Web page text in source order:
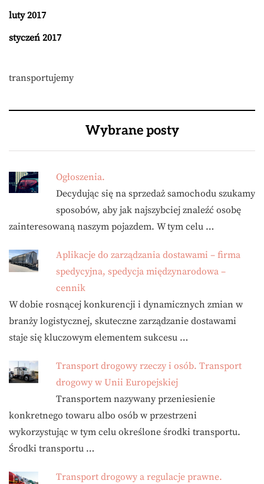
luty 2017
styczeń 2017
transportujemy
Wybrane posty
Ogłoszenia.
Decydując się na sprzedaż samochodu szukamy
sposobów, aby jak najszybciej znaleźć osobę
zainteresowaną naszym pojazdem. W tym celu …
Aplikacje do zarządzania dostawami – firma
spedycyjna, spedycja międzynarodowa –
cennik
W dobie rosnącej konkurencji i dynamicznych zmian w
branży logistycznej, skuteczne zarządzanie dostawami
staje się kluczowym elementem sukcesu …
Transport drogowy rzeczy i osób. Transport
drogowy w Unii Europejskiej
Transportem nazywany przeniesienie
konkretnego towaru albo osób w przestrzeni
wykorzystując w tym celu określone środki transportu.
Środki transportu …
Transport drogowy a regulacje prawne.